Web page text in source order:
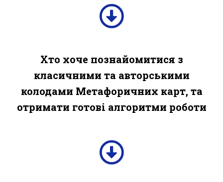
Хто хоче познайомитися з
класичними та авторськими
колодами Метафоричних карт, та
отримати готові алгоритми роботи